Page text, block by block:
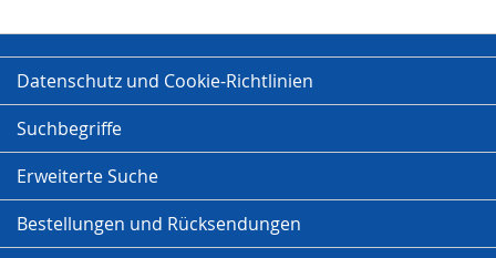
Datenschutz und Cookie-Richtlinien
Suchbegriffe
Erweiterte Suche
Bestellungen und Rücksendungen